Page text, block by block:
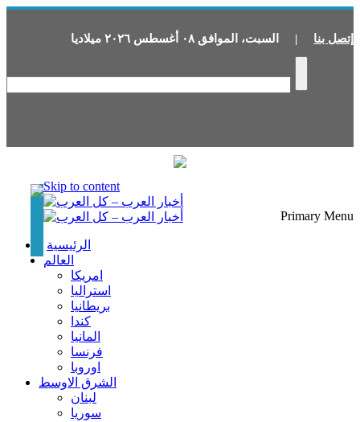
إتصل بنا | السبت، الموافق ٠٨ أغسطس ٢٠٢٦ ميلاديا
Skip to content
Primary Menu
الرئيسية
العالم
امريكا
استراليا
بريطانيا
كندا
المانيا
فرنسا
اوروبا
الشرق الاوسط
لبنان
سوريا